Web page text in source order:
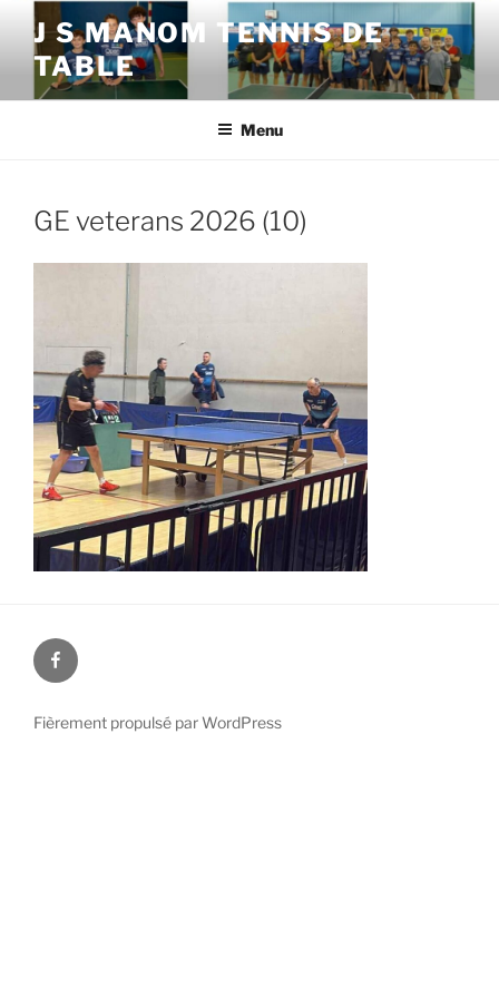
contenu
principal
J S MANOM TENNIS DE
TABLE
Menu
GE veterans 2026 (10)
Facebook
Fièrement propulsé par WordPress